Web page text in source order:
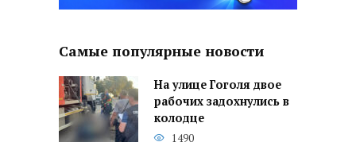
Самые популярные новости
На улице Гоголя двое
рабочих задохнулись в
колодце
1490